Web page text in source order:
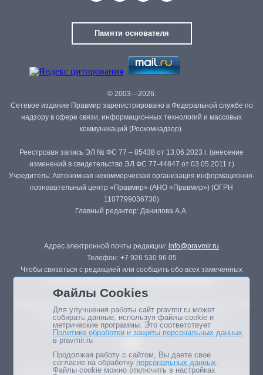
Памяти основателя
© 2003—2026.
Сетевое издание Правмир зарегистрировано в Федеральной службе по
надзору в сфере связи, информационных технологий и массовых
коммуникаций (Роскомнадзор).
Реестровая запись ЭЛ № ФС 77 – 85438 от 13.06.2023 г. (внесение
изменений в свидетельство ЭЛ ФС 77-44847 от 03.05.2011 г.)
Учредитель: Автономная некоммерческая организация информационно-
познавательный центр «Правмир» (АНО «Правмир») (ОГРН
1107799036730)
Главный редактор: Данилова А.А.
Адрес электронной почты редакции: info@pravmir.ru
Телефон: +7 926 530 96 05
Чтобы связаться с редакцией или сообщить обо всех замеченных
Републикация материалов сайта в печатных изданиях (книгах, прессе)
возможна только с письменного разрешения редакции.
Мнение авторов статей портала может не совпадать с позицией
Файлы Cookies
Для улучшения работы сайт pravmir.ru может
собирать данные, используя файлы cookie и
метрические программы. Это соответствует
Политике обработки и защиты персональных данных
в pravmir.ru
Продолжая работу с сайтом, Вы даете свое
согласие на обработку персональных данных.
Файлы cookie можно отключить в настройках